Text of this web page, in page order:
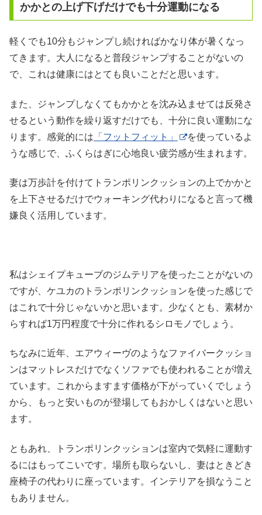
かかとの上げ下げだけでも十分運動になる
軽くでも10分もジャンプし続ければかなり体が暑くなっ
てきます。大人になると普段ジャンプすることがないの
で、これは健康にはとても良いことだと思います。
また、ジャンプしなくてもかかとを沈み込ませては反発さ
せるという動作を繰り返すだけでも、十分に良い運動にな
ります。感覚的には 「フットフィット」
を使っているよ
うな感じで、ふくらはぎに心地良い疲労感が生まれます。
妻は万歩計を付けてトランポリンクッションの上でかかと
を上下させるだけでウォーキング代わりになると言って機
嫌良く活用しています。
私はシェイプキューブのジムテリアを使ったことがないの
ですが、ケユカのトランポリンクッションを使った感じで
はこれで十分じゃないかと思います。少なくとも、素材か
らすれば1万円程度で十分に作れるシロモノでしょう。
ちなみに近年、エアウィーヴのようなファイバークッショ
ンはマットレスだけでなくソファでも使われることが増え
ています。これからますます価格が下がっていくでしょう
から、もっと安いものが登場してもおかしくはないと思い
ます。
ともあれ、トランポリンクッションは室内で気軽に運動す
るにはもってこいです。場所も取らないし、妻はときどき
座椅子の代わりに座っています。インテリアを損なうこと
もありません。